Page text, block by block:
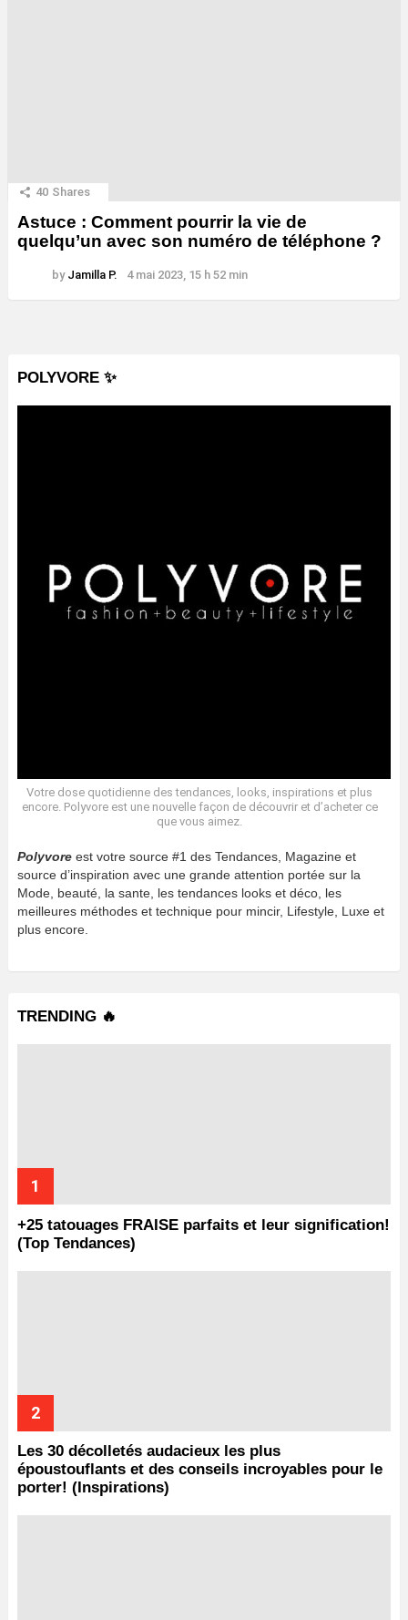
40 Shares
Astuce : Comment pourrir la vie de
quelqu’un avec son numéro de téléphone ?
by Jamilla P. 4 mai 2023, 15 h 52 min
POLYVORE ✨
Votre dose quotidienne des tendances, looks, inspirations et plus
encore. Polyvore est une nouvelle façon de découvrir et d’acheter ce
que vous aimez.
Polyvore est votre source #1 des Tendances, Magazine et
source d’inspiration avec une grande attention portée sur la
Mode, beauté, la sante, les tendances looks et déco, les
meilleures méthodes et technique pour mincir, Lifestyle, Luxe et
plus encore.
TRENDING 🔥
+25 tatouages ​​FRAISE parfaits et leur signification!
(Top Tendances)
Les 30 décolletés audacieux les plus
époustouflants et des conseils incroyables pour le
porter! (Inspirations)